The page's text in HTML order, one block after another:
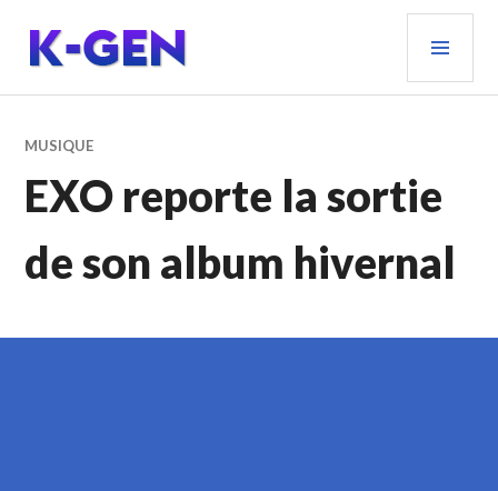
contenu
principal
K-GEN
MUSIQUE
EXO reporte la sortie
de son album hivernal